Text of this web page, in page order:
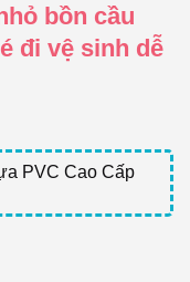
bồn cầu
đi vệ sinh dễ
PVC Cao Cấp